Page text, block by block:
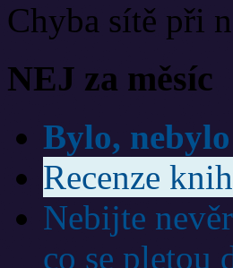
Chyba sítě při
NEJ za měsíc
Bylo,
Recenze
Nebijte
co se pletou